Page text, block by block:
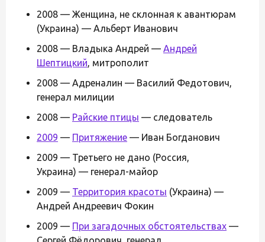
2008 — Женщина, не склонная к авантюрам
(Украина) — Альберт Иванович
2008 — Владыка Андрей — Андрей
Шептицкий, митрополит
2008 — Адреналин — Василий Федотович,
генерал милиции
2008 — Райские птицы — следователь
2009 — Притяжение — Иван Богданович
2009 — Третьего не дано (Россия,
Украина) — генерал-майор
2009 — Территория красоты (Украина) —
Андрей Андреевич Фокин
2009 — При загадочных обстоятельствах —